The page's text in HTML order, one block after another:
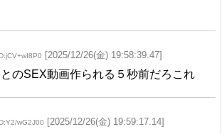
[2025/12/26(金) 19:58:39.47]
のSEX動画作られる５秒前だろこれ
wG2J00 [2025/12/26(金) 19:59:17.14]